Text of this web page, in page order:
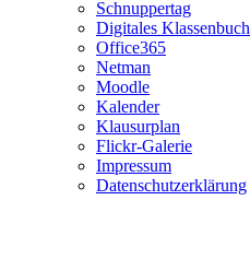
Schnuppertag
Digitales Klassenbuch
Office365
Netman
Moodle
Kalender
Klausurplan
Flickr-Galerie
Impressum
Datenschutzerklärung